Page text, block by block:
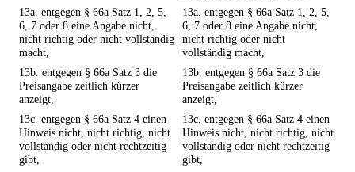
13a. entgegen § 66a Satz 1, 2, 5,
6, 7 oder 8 eine Angabe nicht,
nicht richtig oder nicht vollständig
macht,
13a. entgegen § 66a Satz 1, 2, 5,
6, 7 oder 8 eine Angabe nicht,
nicht richtig oder nicht
vollständig macht,
13b. entgegen § 66a Satz 3 die
Preisangabe zeitlich kürzer
anzeigt,
13b. entgegen § 66a Satz 3 die
Preisangabe zeitlich kürzer
anzeigt,
13c. entgegen § 66a Satz 4 einen
Hinweis nicht, nicht richtig, nicht
vollständig oder nicht rechtzeitig
gibt,
13c. entgegen § 66a Satz 4 einen
Hinweis nicht, nicht richtig, nicht
vollständig oder nicht rechtzeitig
gibt,